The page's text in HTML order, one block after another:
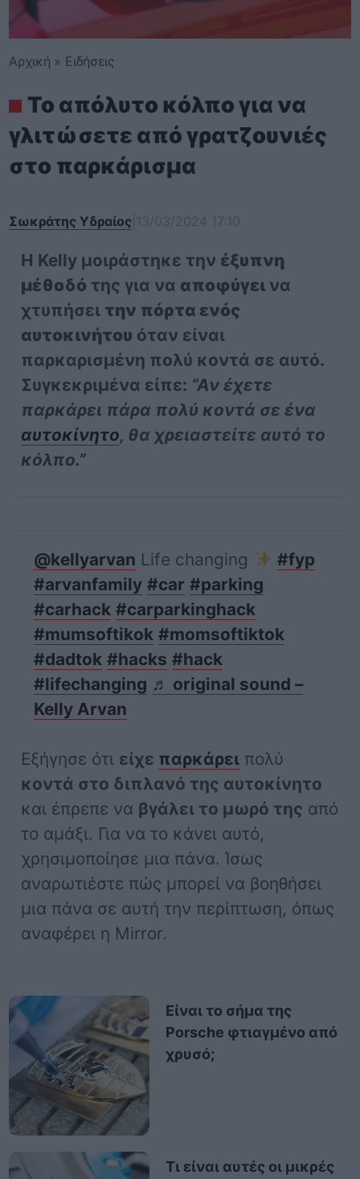
Αρχική » Ειδήσεις
Το απόλυτο κόλπο για να
γλιτώσετε από γρατζουνιές
στο παρκάρισμα
Σωκράτης Υδραίος
Η Kelly μοιράστηκε την έξυπνη
μέθοδό της για να αποφύγει να
χτυπήσει την πόρτα ενός
αυτοκινήτου όταν είναι
παρκαρισμένη πολύ κοντά σε αυτό.
Συγκεκριμένα είπε: “Αν έχετε
παρκάρει πάρα πολύ κοντά σε ένα
αυτοκίνητο, θα χρειαστείτε αυτό το
κόλπο.”
@kellyarvan Life changing
#fyp
#arvanfamily #car #parking
#carhack #carparkinghack
#mumsoftikok #momsoftiktok
#dadtok #hacks #hack
#lifechanging ♬ original sound –
Kelly Arvan
Εξήγησε ότι είχε παρκάρει πολύ
κοντά στο διπλανό της αυτοκίνητο
και έπρεπε να βγάλει το μωρό της από
το αμάξι. Για να το κάνει αυτό,
χρησιμοποίησε μια πάνα. Ίσως
αναρωτιέστε πώς μπορεί να βοηθήσει
μια πάνα σε αυτή την περίπτωση, όπως
αναφέρει η Mirror.
Είναι το σήμα της
Porsche φτιαγμένο από
χρυσό;
Τι είναι αυτές οι μικρές